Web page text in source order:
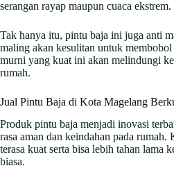
serangan rayap maupun cuaca ekstrem.
Tak hanya itu, pintu baja ini juga anti
maling akan kesulitan untuk
murni yang kuat ini akan melindungi
rumah.
Jual Pintu Baja di Kota Magelang
Produk pintu baja menjadi inovasi
rasa aman dan keindahan pada rumah.
terasa kuat serta bisa lebih tahan lama
biasa.